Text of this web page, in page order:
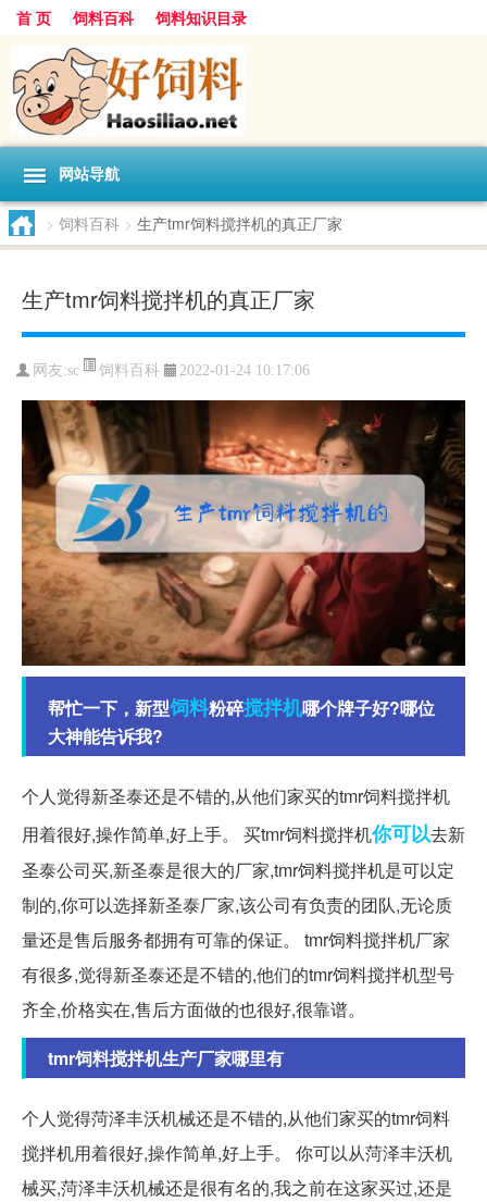
首 页 饲料百科 饲料知识目录
网站导航
> 饲料百科 > 生产tmr饲料搅拌机的真正厂家
生产tmr饲料搅拌机的真正厂家
网友:sc 饲料百科 2022-01-24 10:17:06
帮忙一下，新型饲料粉碎搅拌机哪个牌子好?哪位
大神能告诉我?
个人觉得新圣泰还是不错的,从他们家买的tmr饲料搅拌机
用着很好,操作简单,好上手。 买tmr饲料搅拌机你可以去新
圣泰公司买,新圣泰是很大的厂家,tmr饲料搅拌机是可以定
制的,你可以选择新圣泰厂家,该公司有负责的团队,无论质
量还是售后服务都拥有可靠的保证。 tmr饲料搅拌机厂家
有很多,觉得新圣泰还是不错的,他们的tmr饲料搅拌机型号
齐全,价格实在,售后方面做的也很好,很靠谱。
tmr饲料搅拌机生产厂家哪里有
个人觉得菏泽丰沃机械还是不错的,从他们家买的tmr饲料
搅拌机用着很好,操作简单,好上手。 你可以从菏泽丰沃机
械买,菏泽丰沃机械还是很有名的,我之前在这家买过,还是